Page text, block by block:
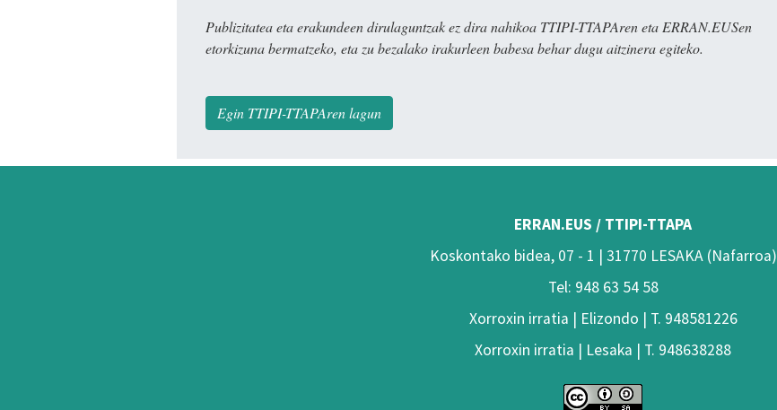
Publizitatea eta erakundeen dirulaguntzak ez dira nahikoa TTIPI-TTAPAren eta ERRAN.EUSen
etorkizuna bermatzeko, eta zu bezalako irakurleen babesa behar dugu aitzinera egiteko.
Egin TTIPI-TTAPAren lagun
ERRAN.EUS / TTIPI-TTAPA
Koskontako bidea, 07 - 1 | 31770 LESAKA (Nafarroa)
Tel: 948 63 54 58
Xorroxin irratia | Elizondo | T. 948581226
Xorroxin irratia | Lesaka | T. 948638288